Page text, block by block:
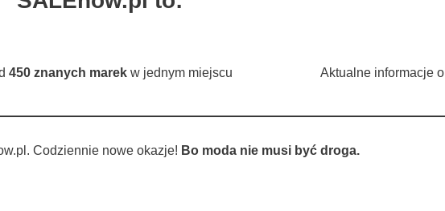
450 znanych marekw jednym miejscu Aktualne informacje o
Codziennie nowe okazje! Bo moda nie musi być droga.